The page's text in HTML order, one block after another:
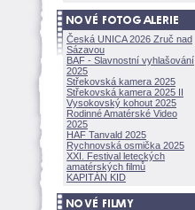
Česká UNICA 2026 Zruč nad
Sázavou
BAF - Slavnostní vyhlašování
2025
Střekovská kamera 2025
Střekovská kamera 2025 II
Vysokovský kohout 2025
Rodinné Amatérské Video
2025
HAF Tanvald 2025
Rychnovská osmička 2025
XXI. Festival leteckých
amatérských filmů
KAPITÁN KID